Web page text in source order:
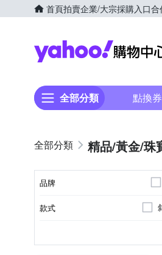
首頁拍賣企業/大宗採購入口合
全部分類 點換券
精品/黃金/珠
品牌
款式